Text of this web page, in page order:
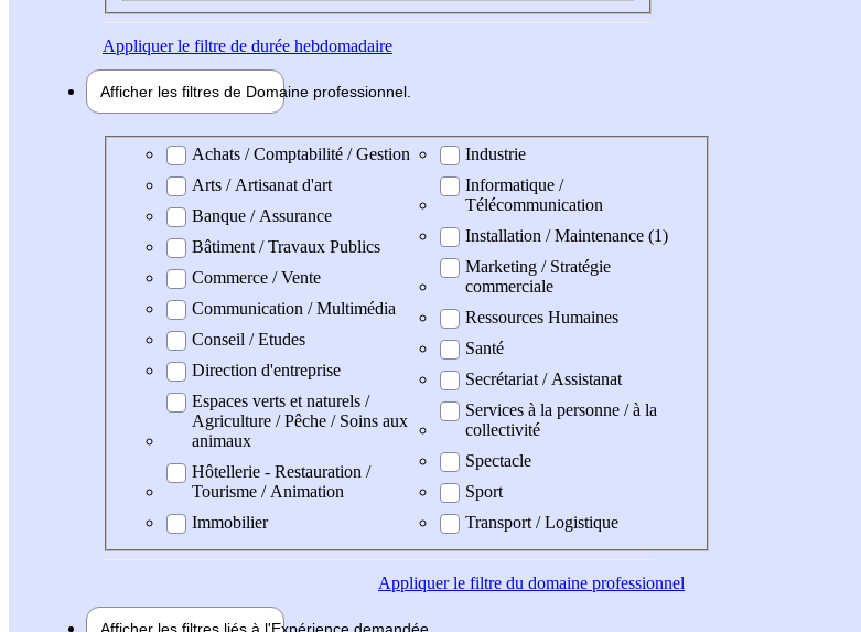
Appliquerle filtre de durée hebdomadaire
Afficher les filtres de Domaine professionnel
Domaine professionel
Achats / Comptabilité / Gestion
Arts / Artisanat d'art
Banque / Assurance
Bâtiment / Travaux Publics
Commerce / Vente
Communication / Multimédia
Conseil / Etudes
Direction d'entreprise
Espaces verts et naturels /
Agriculture / Pêche / Soins aux
animaux
Hôtellerie - Restauration /
Tourisme / Animation
Immobilier
Industrie
Informatique /
Télécommunication
Installation / Maintenance (1)
Marketing / Stratégie
commerciale
Ressources Humaines
Santé
Secrétariat / Assistanat
Services à la personne / à la
collectivité
Spectacle
Sport
Transport / Logistique
Appliquerle filtre du domaine professionnel